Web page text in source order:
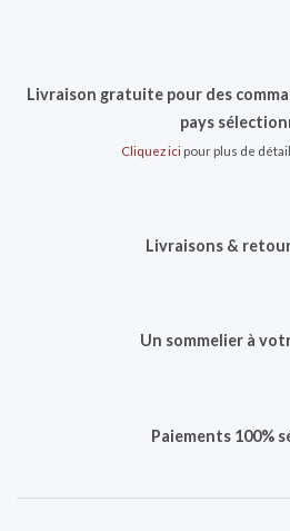
Livraison gratuite pour des
pays
Cliquez icipour plus de
Livraisons &
Un sommelier à
Paiements 100%